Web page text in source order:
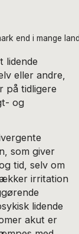
end i mange
lidende
eller andre,
på tidligere
og
som giver
tid, selv om
irritation
lidende
akut er